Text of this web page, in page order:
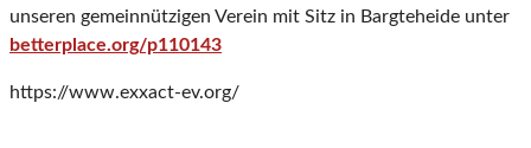
unseren gemeinnützigen Verein mit Sitz in Bargteheide unter
betterplace.org/p110143
https://www.exxact-ev.org/